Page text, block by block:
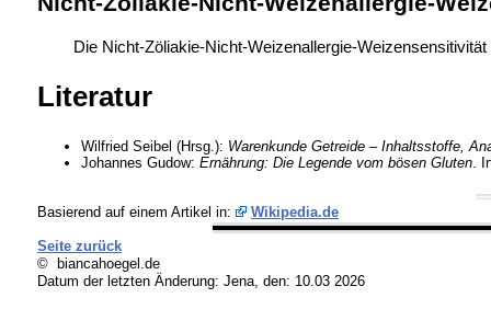
Die Nicht-Zöliakie-Nicht-Weizenallergie-
Literatur
Wilfried Seibel (Hrsg.): Warenkunde Getreide – Inhaltsstoffe,
Johannes Gudow: Ernährung: Die Legende vom bösen Gluten.
Basierend auf einem Artikel in: Wikipedia.de
Seite zurück
© biancahoegel.de
Datum der letzten Änderung: Jena, den: 10.03 2026